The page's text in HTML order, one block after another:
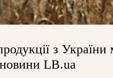
з
LB.ua